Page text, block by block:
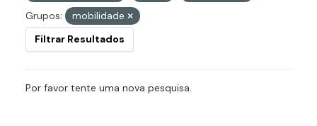
Grupos:
mobilidade
Filtrar Resultados
Por favor tente uma nova pesquisa.